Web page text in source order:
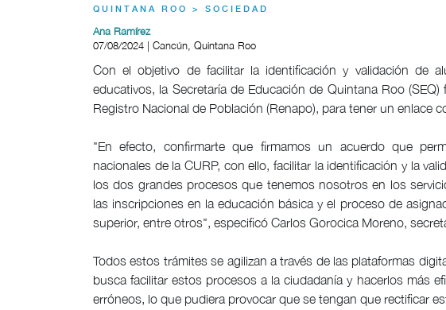
QUINTANA ROO > SOCIEDAD
Ana Ramírez
07/08/2024 | Cancún, Quintana Roo
Con el objetivo de facilitar la identificación y validación de
educativos, la Secretaría de Educación de Quintana Roo
Registro Nacional de Población (Renapo), para tener un enlace
"En efecto, confirmarte que firmamos un acuerdo que
nacionales de la CURP, con ello, facilitar la identificación y la
los dos grandes procesos que tenemos nosotros en los
las inscripciones en la educación básica y el proceso de
superior, entre otros", especificó Carlos Gorocica Moreno,
Todos estos trámites se agilizan a través de las plataformas
busca facilitar estos procesos a la ciudadanía y hacerlos más
erróneos, lo que pudiera provocar que se tengan que rectificar